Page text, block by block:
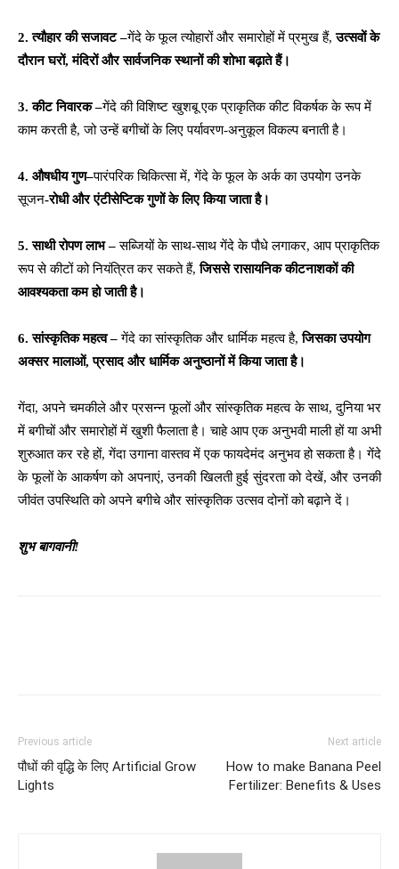
2. त्यौहार की सजावट–गेंदे के फूल त्योहारों और समारोहों में प्रमुख हैं,उत्सवों के
दौरान घरों,मंदिरों और सार्वजनिक स्थानों की शोभा बढ़ाते हैं।
3. कीट निवारक–गेंदे की विशिष्ट खुशबू एक प्राकृतिक कीट विकर्षक के रूप में
काम करती है, जो उन्हें बगीचों के लिए पर्यावरण-अनुकूल विकल्प बनाती है।
4. औषधीय गुण–पारंपरिक चिकित्सा में, गेंदे के फूल के अर्क का उपयोग उनके
सूजन-रोधी और एंटीसेप्टिक गुणों के लिए किया जाता है।
5. साथी रोपण लाभ–सब्जियों के साथ-साथ गेंदे के पौधे लगाकर, आप प्राकृतिक
रूप से कीटों को नियंत्रित कर सकते हैं,जिससे रासायनिक कीटनाशकों की
आवश्यकता कम हो जाती है।
6. सांस्कृतिक महत्व–गेंदे का सांस्कृतिक और धार्मिक महत्व है,जिसका उपयोग
अक्सर मालाओं,प्रसाद और धार्मिक अनुष्ठानों में किया जाता है।
गेंदा, अपने चमकीले और प्रसन्न फूलों और सांस्कृतिक महत्व के साथ, दुनिया भर
में बगीचों और समारोहों में खुशी फैलाता है। चाहे आप एक अनुभवी माली हों या अभी
शुरुआत कर रहे हों, गेंदा उगाना वास्तव में एक फायदेमंद अनुभव हो सकता है। गेंदे
के फूलों के आकर्षण को अपनाएं, उनकी खिलती हुई सुंदरता को देखें, और उनकी
जीवंत उपस्थिति को अपने बगीचे और सांस्कृतिक उत्सव दोनों को बढ़ाने दें।
शुभ बागवानी!
Previous article
पौधों की वृद्धि के लिए Artificial Grow
Lights
Next article
How to make Banana Peel
Fertilizer: Benefits & Uses